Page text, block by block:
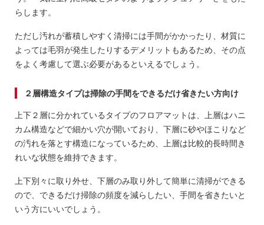
らします。
ただし汚れが蓄積しやすく清掃には手間がかかったり、材質に
よっては毛羽が発生したりするデメリットもあるため、その点
をよく考慮して選ぶ必要があるといえるでしょう。
２層構造タイプは掃除の手間をできるだけ省きたい方向け
上下２層に分かれているタイプのフロアマットは、上層はハニ
カム構造などで細かい穴が開いており、下層に砂やほこりなど
の汚れを落とす構造になっているため、上層は比較的長時間き
れいな状態を維持できます。
上下別々に取り外せ、下層のみ取り外して簡単に清掃ができる
ので、できるだけ掃除の頻度を減らしたい、手間を省きたいと
いう方にいいでしょう。